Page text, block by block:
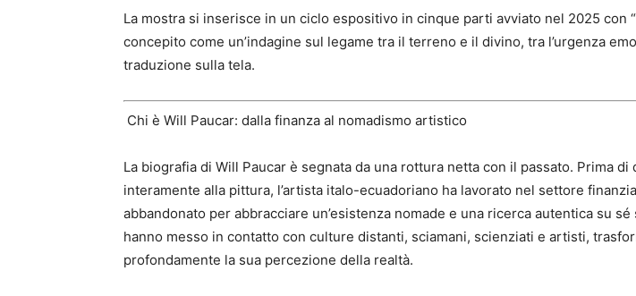
La mostra si inserisce in un ciclo espositivo in cinque parti avviato nel 2025 con
concepito come un’indagine sul legame tra il terreno e il divino, tra l’urgenza
traduzione sulla tela.
Chi è Will Paucar: dalla finanza al nomadismo artistico
La biografia di Will Paucar è segnata da una rottura netta con il passato. Prima di
interamente alla pittura, l’artista italo-ecuadoriano ha lavorato nel settore
abbandonato per abbracciare un’esistenza nomade e una ricerca autentica su
hanno messo in contatto con culture distanti, sciamani, scienziati e artisti,
profondamente la sua percezione della realtà.